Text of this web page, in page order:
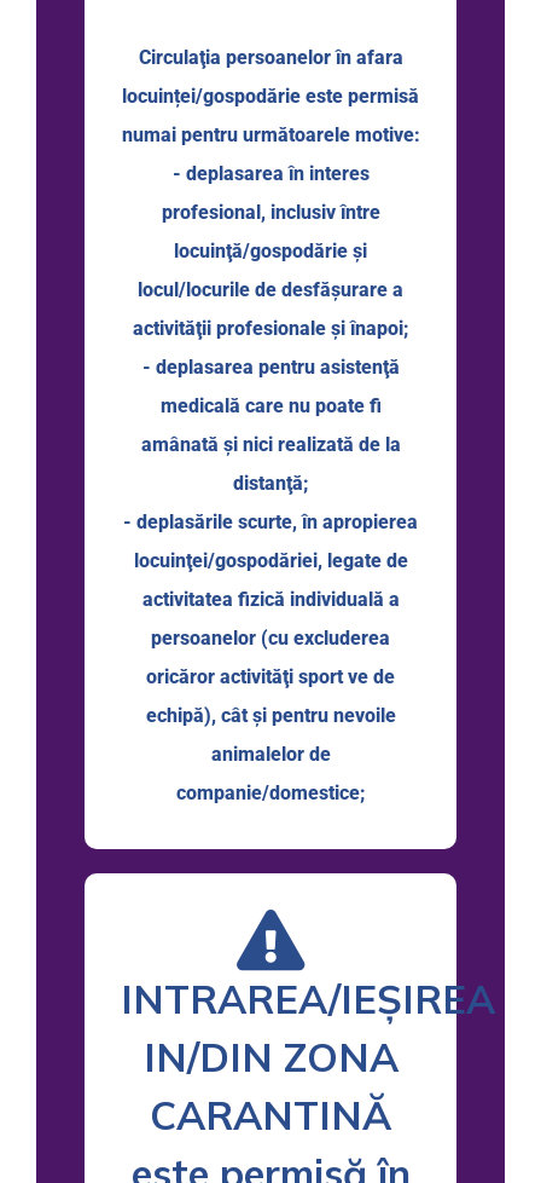
Circulaţia persoanelor în afara
locuinței/gospodărie este permisă
numai pentru următoarele motive:
- deplasarea în interes
profesional, inclusiv între
locuinţă/gospodărie şi
locul/locurile de desfăşurare a
activităţii profesionale şi înapoi;
- deplasarea pentru asistenţă
medicală care nu poate fi
amânată şi nici realizată de la
distanţă;
- deplasările scurte, în apropierea
locuinţei/gospodăriei, legate de
activitatea fizică individuală a
persoanelor (cu excluderea
oricăror activităţi sport ve de
echipă), cât şi pentru nevoile
animalelor de
companie/domestice;
INTRAREA/IEȘIREA
IN/DIN ZONA
CARANTINĂ
este permisă în